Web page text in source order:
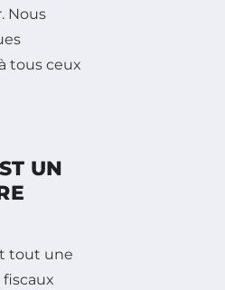
Nous
tous ceux
UN
tout une